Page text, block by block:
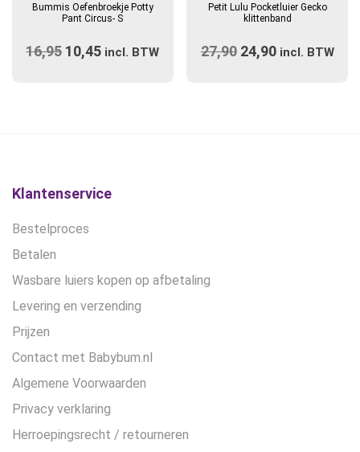
Bummis Oefenbroekje Potty
Pant Circus- S
16,95 Oorspronkelijke
10,45 Huidige
incl. BTW
Petit Lulu Pocketluier Gecko
klittenband
27,90 Oorspronkelijke
24,90Huidige
incl. BTW
Klantenservice
Bestelproces
Betalen
Wasbare luiers kopen op afbetaling
Levering en verzending
Prijzen
Contact met Babybum.nl
Algemene Voorwaarden
Privacy verklaring
Herroepingsrecht / retourneren